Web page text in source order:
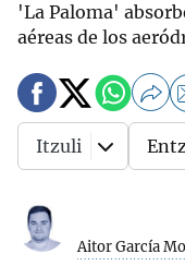
'La Paloma'
aéreas de los
Aitor García
Itzuli